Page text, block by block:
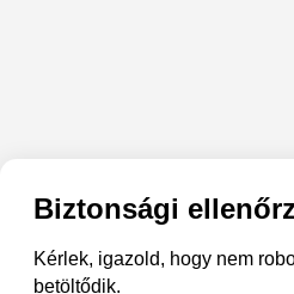
Biztonsági
Kérlek, igazold, hogy nem
betöltődik.